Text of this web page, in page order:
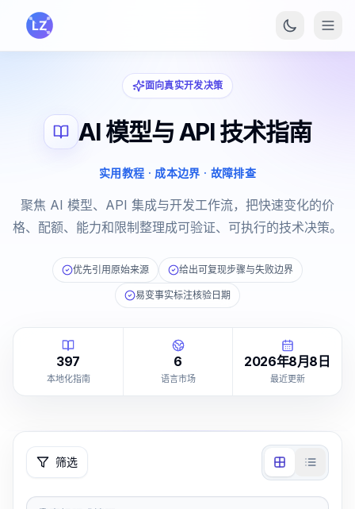
跳转到主要内容
面向真实开发决策
AI 模型与 API 技术指南
实用教程 · 成本边界 · 故障排查
聚焦 AI 模型、API 集成与开发工作流，把快速变化的价
格、配额、能力和限制整理成可验证、可执行的技术决策。
优先引用原始来源 给出可复现步骤与失败边界
易变事实标注核验日期
397
本地化指南
6
语言市场
2026年8月8日
最近更新
筛选
搜索标题或摘要…